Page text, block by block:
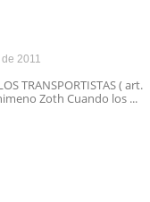
2011
TRANSPORTISTAS ( art.
Zoth Cuando los ...